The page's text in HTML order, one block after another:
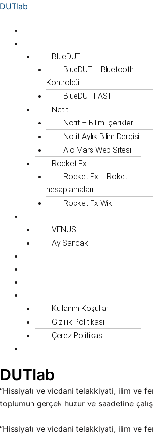
İçeriğe
DUTlab
Menü
BlueDUT
BlueDUT – Bluetooth
Kontrolcü
BlueDUT FAST
Notit
Notit – Bilim İçerikleri
Notit Aylık Bilim Dergisi
Alo Mars Web Sitesi
Rocket Fx
Rocket Fx – Roket
hesaplamaları
Rocket Fx Wiki
VENÜS
Ay Sancak
Kullanım Koşulları
Gizlilik Politikası
Çerez Politikası
DUTlab
“Hissiyatı ve vicdani telakkiyati, ilim ve
toplumun gerçek huzur ve saadetine
“Hissiyatı ve vicdani telakkiyati, ilim ve